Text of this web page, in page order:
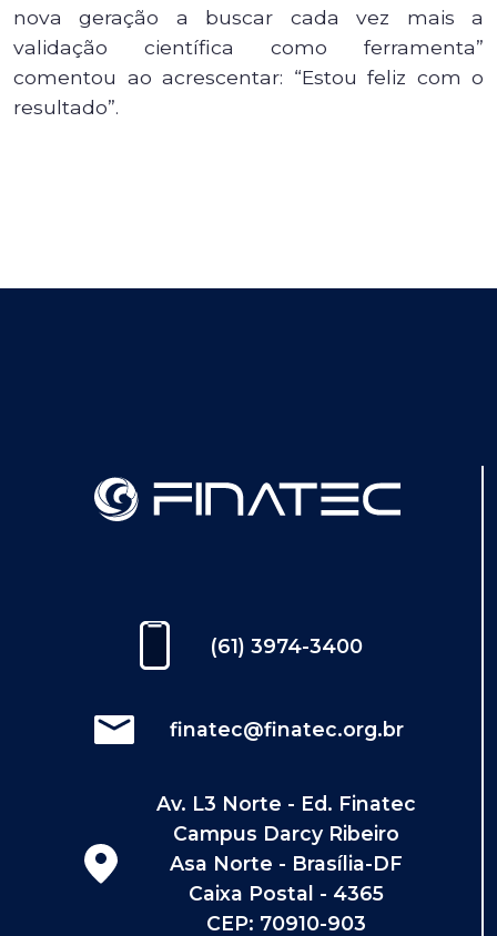
nova geração a buscar cada vez mais a
validação científica como ferramenta”
comentou ao acrescentar: “Estou feliz com o
resultado”.
(61) 3974-3400
finatec@finatec.org.br
Av. L3 Norte - Ed. Finatec
Campus Darcy Ribeiro
Asa Norte - Brasília-DF
Caixa Postal - 4365
CEP: 70910-903